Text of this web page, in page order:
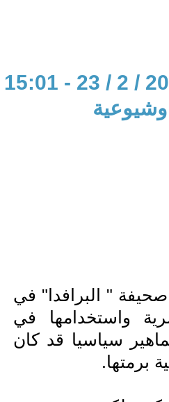
وشيوعية
" البرافدا" في
واستخدامها في
سياسيا قد كان
برمتها.